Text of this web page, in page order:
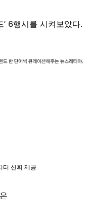
’ 6행시를 시켜보았다.
터 신휘 제공